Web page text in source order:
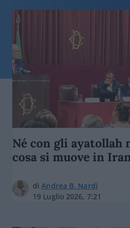
Né con gli ayatollah
cosa si muove in
diAndrea B. Nardi
19 Luglio 2026, 7:21